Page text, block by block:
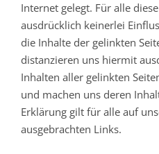
Internet gelegt. Für alle
ausdrücklich keinerlei
die Inhalte der gelinkten
distanzieren uns hiermit
Inhalten aller gelinkten
und machen uns deren
Erklärung gilt für alle auf
ausgebrachten Links.